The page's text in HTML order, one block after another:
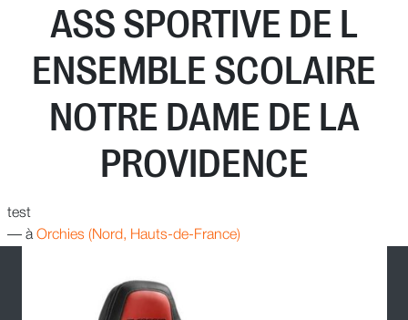
ASS SPORTIVE DE L
ENSEMBLE SCOLAIRE
NOTRE DAME DE LA
PROVIDENCE
test
— à Orchies (Nord, Hauts-de-France)